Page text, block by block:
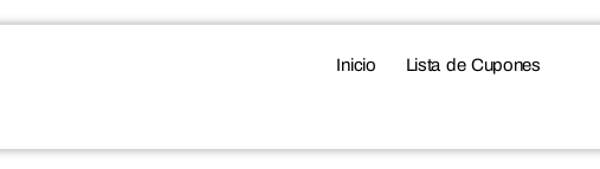
Inicio Lista de Cupones